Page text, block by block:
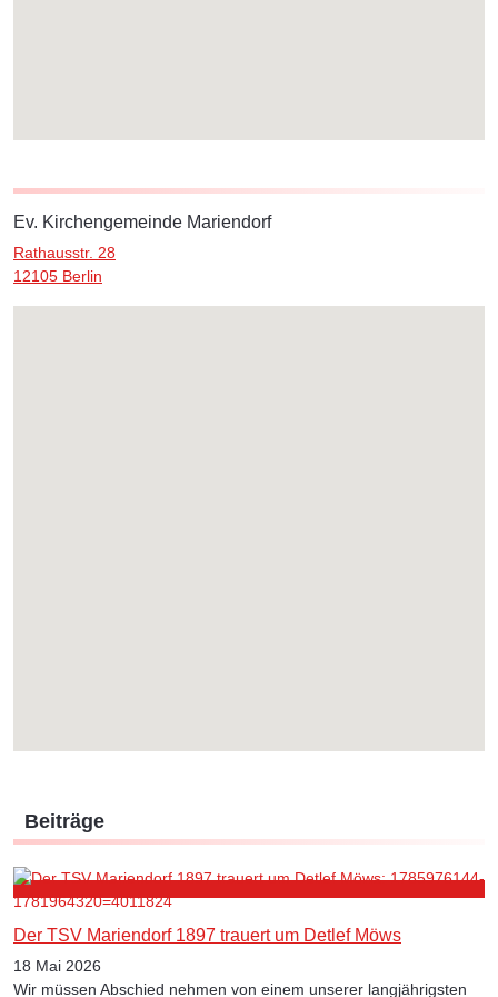
Ev. Kirchengemeinde Mariendorf
Rathausstr. 28
12105 Berlin
Beiträge
Der TSV Mariendorf 1897 trauert um Detlef Möws
18 Mai 2026
Wir müssen Abschied nehmen von einem unserer langjährigsten